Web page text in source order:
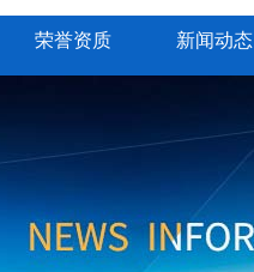
荣誉资质 新闻动态